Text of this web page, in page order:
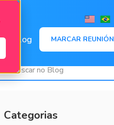
Blog MARCAR REUNIÓN
Categorias